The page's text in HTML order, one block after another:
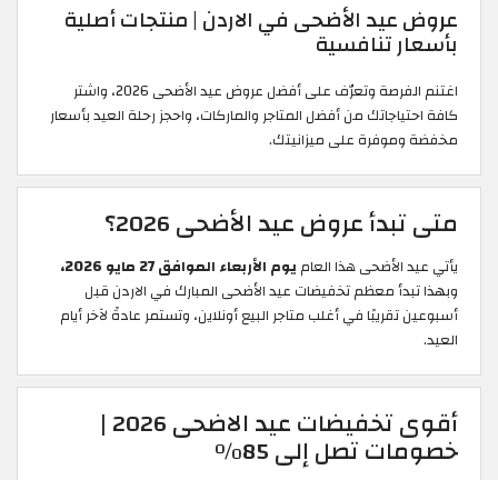
عروض عيد الأضحى في الاردن | منتجات أصلية
بأسعار تنافسية
اغتنم الفرصة وتعرّف على أفضل عروض عيد الأضحى 2026، واشتر
كافة احتياجاتك من أفضل المتاجر والماركات، واحجز رحلة العيد بأسعار
مخفضة وموفرة على ميزانيتك.
متى تبدأ عروض عيد الأضحى 2026؟
يأتي عيد الأضحى هذا العام يوم الأربعاء الموافق 27 مايو 2026،
وبهذا تبدأ معظم تخفيضات عيد الأضحى المبارك في الاردن قبل
أسبوعين تقريبًا في أغلب متاجر البيع أونلاين، وتستمر عادةً لآخر أيام
العيد.
أقوى تخفيضات عيد الاضحى 2026 |
خصومات تصل إلى 85%